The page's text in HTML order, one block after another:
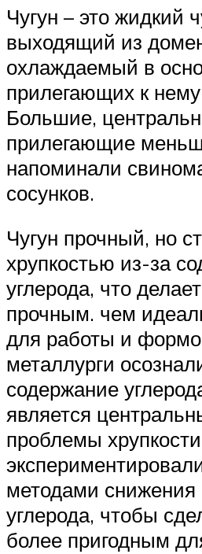
Чугун – это жидкий
выходящий из
охлаждаемый в
прилегающих к
Большие,
прилегающие
напоминали
сосунков.
Чугун прочный, но
хрупкостью из-за
углерода, что
прочным. чем
для работы и
металлурги
содержание
является
проблемы
методами снижения
углерода, чтобы
более пригодным